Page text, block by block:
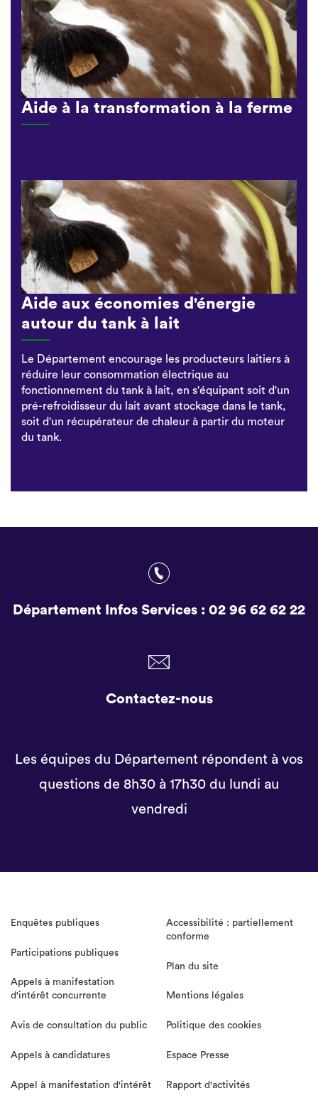
Aide à la transformation à la ferme
Aide aux économies d'énergie
autour du tank à lait
Le Département encourage les producteurs laitiers à
réduire leur consommation électrique au
fonctionnement du tank à lait, en s'équipant soit d'un
pré-refroidisseur du lait avant stockage dans le tank,
soit d'un récupérateur de chaleur à partir du moteur
du tank.
Département Infos Services : 02 96 62 62 22
Contactez-nous
Les équipes du Département répondent à vos
questions de 8h30 à 17h30 du lundi au
vendredi
Enquêtes publiques
Participations publiques
Appels à manifestation
d'intérêt concurrente
Avis de consultation du public
Appels à candidatures
Appel à manifestation d'intérêt
Accessibilité : partiellement
conforme
Plan du site
Mentions légales
Politique des cookies
Espace Presse
Rapport d'activités